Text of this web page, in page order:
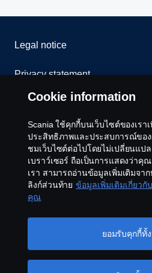
Legal notice
Privacy statement
Cookies
Contact us
Whistleblowing
Cookie settings
Cookie information
Scania ใช้คุกกี้บนเว็บไซต์ของเรา
ประสิทธิภาพและประสบการณ์ขอ
ชมเว็บไซต์ต่อไปโดยไม่เปลี่ยนแป
เบราว์เซอร์ ถือเป็นการแสดงว่าคุ
เรา สามารถอ่านข้อมูลเพิ่มเติมจา
ลิงก์ส่วนท้าย ข้อมูลเพิ่มเติมเกี่ยว
คุณ
ยอมรับคุกกี้ทั้